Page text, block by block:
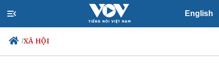
English
/XÃ HỘI